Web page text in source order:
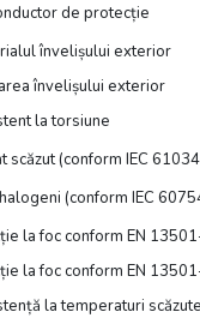
de protecție
învelișului exterior
învelișului exterior
la torsiune
scăzut (conform IEC
(conform IEC
la foc conform EN
la foc conform EN
la temperaturi